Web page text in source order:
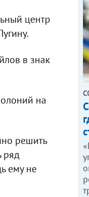
центр
в знак
на
решить
ряд
ему не